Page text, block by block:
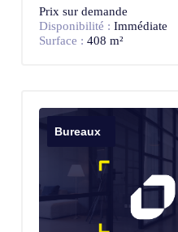
Prix sur demande
Disponibilité : Immédiate
Surface : 408 m²
Bureaux